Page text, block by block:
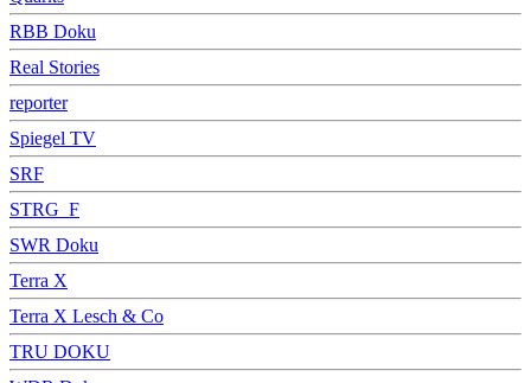
RBB Doku
Real Stories
reporter
Spiegel TV
SRF
STRG_F
SWR Doku
Terra X
Terra X Lesch & Co
TRU DOKU